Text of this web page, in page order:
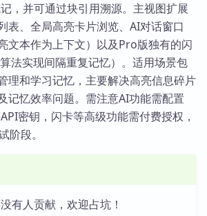
，并可通过块引用溯源。主视图扩展
表、全局高亮卡片浏览、AI对话窗口
文本作为上下文）以及Pro版独有的闪
法实现间隔重复记忆）。适用场景包
理和学习记忆，主要解决高亮信息碎片
记忆效率问题。需注意AI功能需配置
密钥，闪卡等高级功能需付费授权，
阶段。
有人贡献，欢迎占坑！